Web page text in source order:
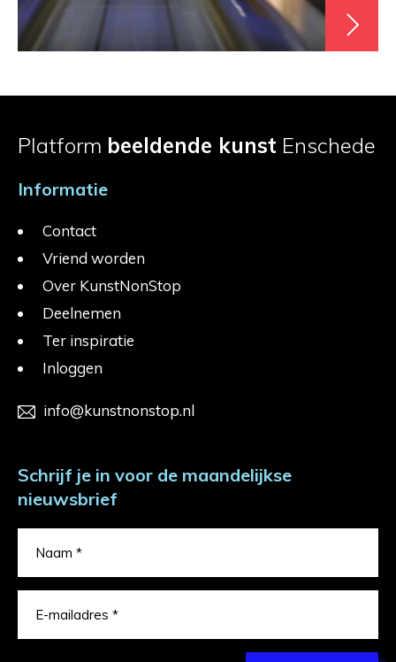
Platform beeldende kunst Enschede
Informatie
Contact
Vriend worden
Over KunstNonStop
Deelnemen
Ter inspiratie
Inloggen
info@kunstnonstop.nl
Schrijf je in voor de maandelijkse
nieuwsbrief